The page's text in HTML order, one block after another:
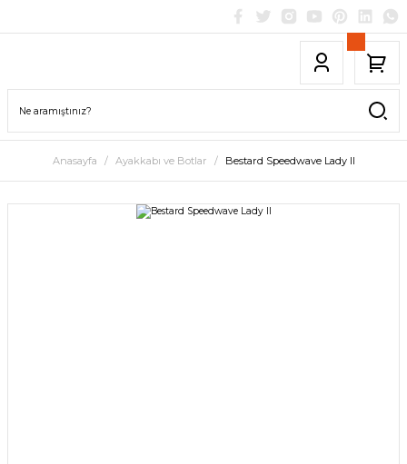
Anasayfa Ayakkabı ve Botlar Bestard Speedwave Lady II